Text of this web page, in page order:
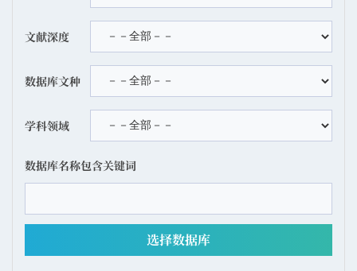
文献深度
数据库文种
学科领域
数据库名称包含关键词